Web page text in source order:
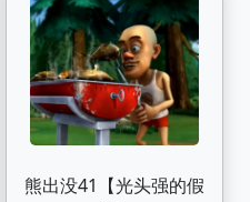
熊出没41【光头强的假